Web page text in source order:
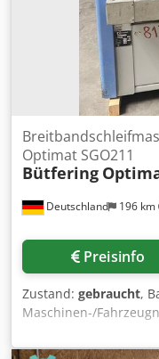
Deutschland 196 km
Optimat SGO211
Bütfering
Preisinfo
Zustand: gebraucht,
Maschinen-/
Daten: - Hersteller:
Anzahl der